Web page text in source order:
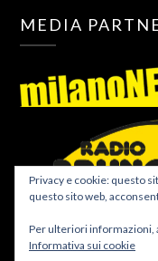
MEDIA
Privacy e cookie: questo
questo sito web,
Per ulteriori informazioni,
Informativa sui cookie